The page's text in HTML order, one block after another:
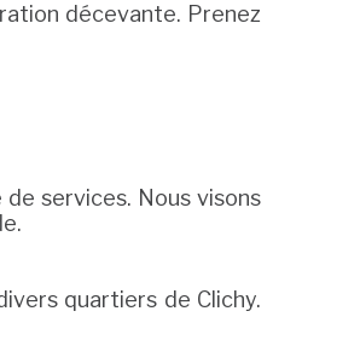
décevante. Prenez
services. Nous visons
quartiers de Clichy.